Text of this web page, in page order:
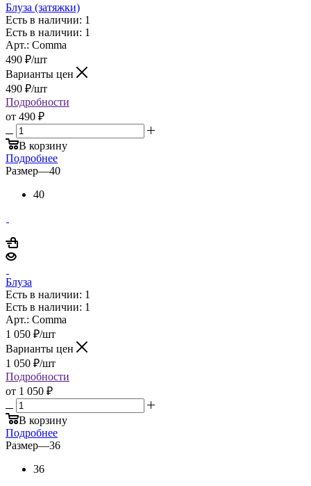
Блуза (затяжки)
Есть в наличии: 1
Есть в наличии: 1
Арт.: Comma
490 ₽/шт
Варианты цен
490 ₽/шт
Подробности
от 490 ₽
В корзину
Подробнее
Размер—40
40
Блуза
Есть в наличии: 1
Есть в наличии: 1
Арт.: Comma
1 050 ₽/шт
Варианты цен
1 050 ₽/шт
Подробности
от 1 050 ₽
В корзину
Подробнее
Размер—36
36